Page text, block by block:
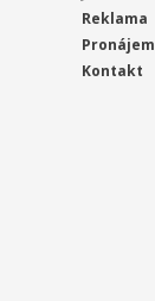
Reklama
Kontakt